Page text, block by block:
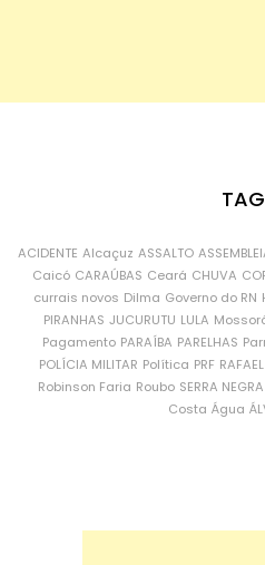
ACIDENTE Alcaçuz ASSALTO
Caicó CARAÚBAS Ceará CHUVA
currais novos Dilma Governo do RN
PIRANHAS JUCURUTU LULA
Pagamento PARAÍBA PARELHAS
POLÍCIA MILITAR Política PRF
Robinson Faria Roubo SERRA
Costa Água